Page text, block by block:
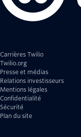
Carrières Twilio
Twilio.org
Presse et médias
Relations investisseurs
Mentions légales
Confidentialité
Sécurité
Plan du site